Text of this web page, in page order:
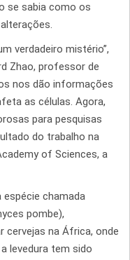
se sabia como os
verdadeiro mistério”,
Zhao, professor de
nos dão informações
as células. Agora,
para pesquisas
do trabalho na
of Sciences, a
chamada
pombe),
cervejas na África, onde
levedura tem sido